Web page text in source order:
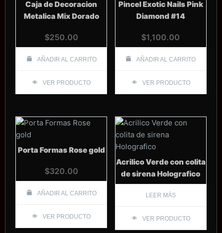
Caja de Decoracion
Metalica Mix Dorado
$250.00
AÑADIR AL CARRITO
VER PRODUCTO
Pincel Exotic Nails Pink
Diamond #14
$1,100.00
AÑADIR AL CARRITO
VER PRODUCTO
Porta Formas Rose gold
$320.00
AÑADIR AL CARRITO
VER PRODUCTO
Acrilico Verde con colita
de sirena Holografico
LEER MÁS
VER PRODUCTO